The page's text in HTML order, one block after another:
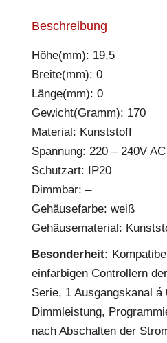
Beschreibung
Höhe(mm): 19,5
Breite(mm): 0
Länge(mm): 0
Gewicht(Gramm): 170
Material: Kunststoff
Spannung: 220 – 240V AC
Schutzart: IP20
Dimmbar: –
Gehäusefarbe: weiß
Gehäusematerial:
Besonderheit:
einfarbigen Controllern
Serie, 1 Ausgangskanal á
Dimmleistung,
nach Abschalten der